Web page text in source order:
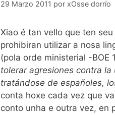
29 Marzo 2011 por xOsse dorrío
Xiao é tan vello que ten
prohibiran utilizar a nosa
(pola orde ministerial -BOE
tolerar agresiones contra
tratándose de españoles,
conta hoxe cada vez que
conto unha e outra vez, en